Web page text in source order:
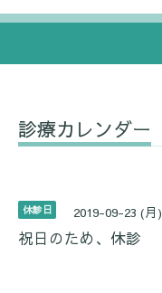
診療カレンダー
休診日 2019-09-23 (月)
祝日のため、休診